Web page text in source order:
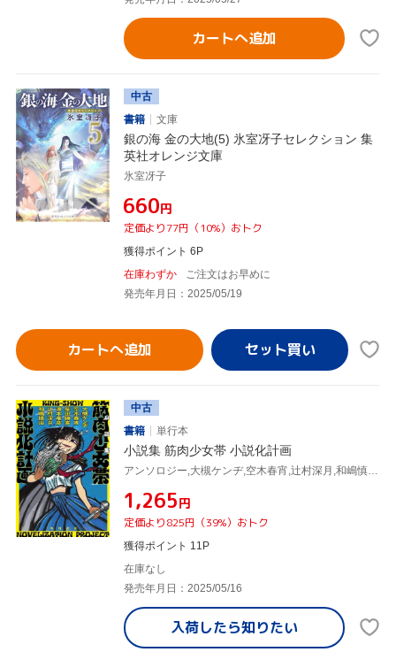
カートへ追加
中古
書籍
文庫
銀の海 金の大地(5) 氷室冴子セレクション 集
英社オレンジ文庫
氷室冴子
¥660円
定価より77円（10%）おトク
獲得ポイント 6P
在庫わずか
ご注文はお早めに
発売年月日：2025/05/19
カートへ追加
中古
書籍
単行本
小説集 筋肉少女帯 小説化計画
アンソロジー,大槻ケンヂ,空木春宵,辻村深月,和嶋慎治,滝本竜彦,柴田勝家
¥1,265円
定価より825円（39%）おトク
獲得ポイント 11P
在庫なし
発売年月日：2025/05/16
入荷したら知りたい